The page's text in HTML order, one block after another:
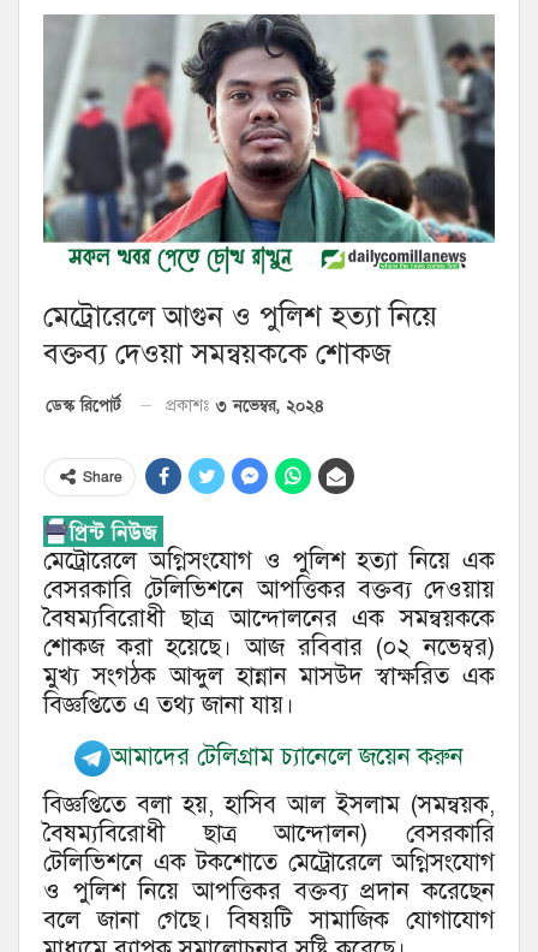
মেট্রোরেলে আগুন ও পুলিশ হত্যা নিয়ে
বক্তব্য দেওয়া সমন্বয়ককে শোকজ
ডেস্ক রিপোর্ট প্রকাশঃ ৩ নভেম্বর, ২০২৪
Share
মেট্রোরেলে অগ্নিসংযোগ ও পুলিশ হত্যা নিয়ে এক
বেসরকারি টেলিভিশনে আপত্তিকর বক্তব্য দেওয়ায়
বৈষম্যবিরোধী ছাত্র আন্দোলনের এক সমন্বয়ককে
শোকজ করা হয়েছে। আজ রবিবার (০২ নভেম্বর)
মুখ্য সংগঠক আব্দুল হান্নান মাসউদ স্বাক্ষরিত এক
বিজ্ঞপ্তিতে এ তথ্য জানা যায়।
আমাদের টেলিগ্রাম চ্যানেলে জয়েন করুন
বিজ্ঞপ্তিতে বলা হয়, হাসিব আল ইসলাম (সমন্বয়ক,
বৈষম্যবিরোধী ছাত্র আন্দোলন) বেসরকারি
টেলিভিশনে এক টকশোতে মেট্রোরেলে অগ্নিসংযোগ
ও পুলিশ নিয়ে আপত্তিকর বক্তব্য প্রদান করেছেন
বলে জানা গেছে। বিষয়টি সামাজিক যোগাযোগ